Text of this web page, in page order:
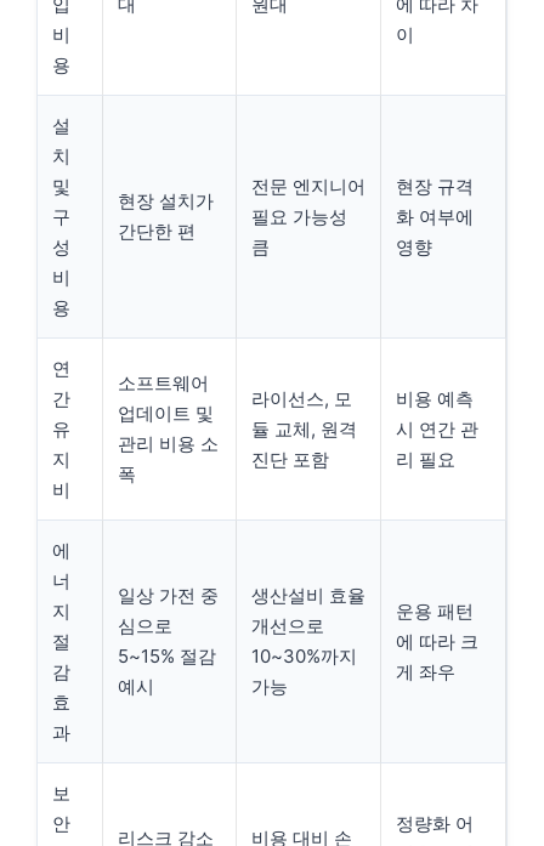
비
용
이
설
치
및
구
성
비
용
현장 설치가
간단한 편
전문 엔지니어
필요 가능성
큼
현장 규격
화 여부에
영향
연
간
유
지
비
소프트웨어
업데이트 및
관리 비용 소
폭
라이선스, 모
듈 교체, 원격
진단 포함
비용 예측
시 연간 관
리 필요
에
너
지
절
감
효
과
일상 가전 중
심으로
5~15% 절감
예시
생산설비 효율
개선으로
10~30%까지
가능
운용 패턴
에 따라 크
게 좌우
보
안
리스크 감소
비용 대비 손
정량화 어